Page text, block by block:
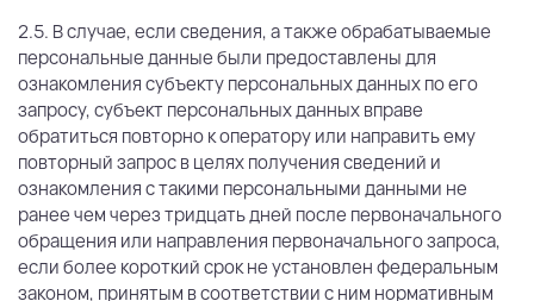
2.5. В случае, если сведения, а также обрабатываемые
персональные данные были предоставлены для
ознакомления субъекту персональных данных по его
запросу, субъект персональных данных вправе
обратиться повторно к оператору или направить ему
повторный запрос в целях получения сведений и
ознакомления с такими персональными данными не
ранее чем через тридцать дней после первоначального
обращения или направления первоначального запроса,
если более короткий срок не установлен федеральным
законом, принятым в соответствии с ним нормативным